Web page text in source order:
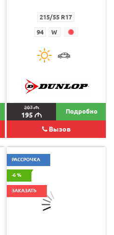
215/55 R17
94 W
207M
195 M Подробно
Вызов
РАССРОЧКА
-6 %
ЗАКАЗАТЬ